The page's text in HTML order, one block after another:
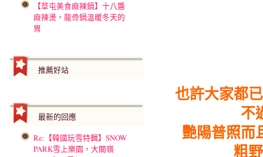
【草屯美食麻辣鍋】十八醬
麻辣燙，龍骨鍋溫暖冬天的
胃
推薦好站
最新的回應
Re:【韓國玩雪特輯】SNOW
PARK雪上樂園，大關嶺
也許大家都
不
艷陽普照而
粗